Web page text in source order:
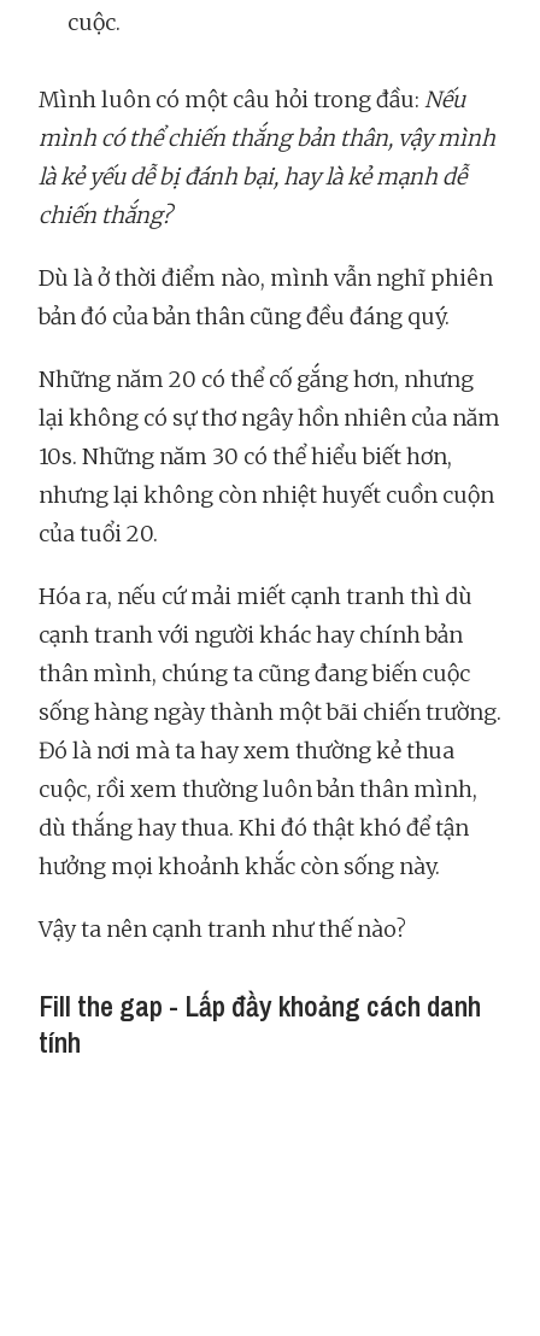
cuộc.
Mình luôn có một câu hỏi trong đầu: Nếu
mình có thể chiến thắng bản thân, vậy mình
là kẻ yếu dễ bị đánh bại, hay là kẻ mạnh dễ
chiến thắng?
Dù là ở thời điểm nào, mình vẫn nghĩ phiên
bản đó của bản thân cũng đều đáng quý.
Những năm 20 có thể cố gắng hơn, nhưng
lại không có sự thơ ngây hồn nhiên của năm
10s. Những năm 30 có thể hiểu biết hơn,
nhưng lại không còn nhiệt huyết cuồn cuộn
của tuổi 20.
Hóa ra, nếu cứ mải miết cạnh tranh thì dù
cạnh tranh với người khác hay chính bản
thân mình, chúng ta cũng đang biến cuộc
sống hàng ngày thành một bãi chiến trường.
Đó là nơi mà ta hay xem thường kẻ thua
cuộc, rồi xem thường luôn bản thân mình,
dù thắng hay thua. Khi đó thật khó để tận
hưởng mọi khoảnh khắc còn sống này.
Vậy ta nên cạnh tranh như thế nào?
Fill the gap - Lấp đầy khoảng cách danh
tính